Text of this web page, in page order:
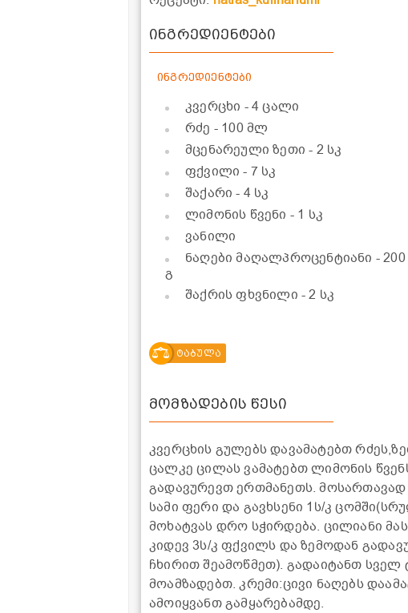
ინგრედიენტები
ინგრედიენტები
კვერცხი - 4 ცალი
რძე - 100 მლ
მცენარეული ზეთი- 2 სკ
ფქვილი- 7 სკ
შაქარი- 4 სკ
ლიმონის წვენი - 1 სკ
ვანილი
ნაღები მაღალპროცენტიანი - 200
გ
შაქრის ფხვნილი - 2 სკ
ტაბულა
მომზადების წესი
კვერცხის გულებს დავამატებთ
ცალკე ცილას ვამატებთ ლიმონის
გადავურევთ ერთმანეთს. მოსართავად
სამი ფერი და გავხსენი 1ს/კ
მოხატვას დრო სჭირდება. ცილიანი
კიდევ 3ს/კ ფქვილს და ზემოდან
ჩხირით შეამოწმეთ). გადაიტანთ სველ
მოამზადებთ. კრემი:ცივი ნაღებს
ამოიყვანთ გამყარებამდე.